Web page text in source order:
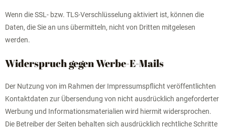
Wenn die SSL- bzw. TLS-Verschlüsselung aktiviert ist, können die
Daten, die Sie an uns übermitteln, nicht von Dritten mitgelesen
werden.
Widerspruch gegen Werbe-E-Mails
Der Nutzung von im Rahmen der Impressumspflicht veröffentlichten
Kontaktdaten zur Übersendung von nicht ausdrücklich angeforderter
Werbung und Informationsmaterialien wird hiermit widersprochen.
Die Betreiber der Seiten behalten sich ausdrücklich rechtliche Schritte